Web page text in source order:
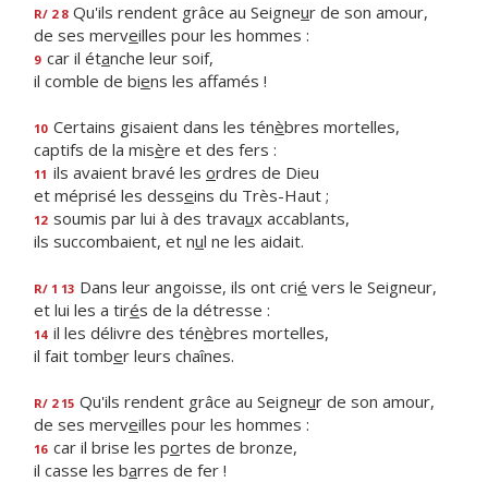
R/ 2 8 Qu'ils rendent grâce au Seigneur de son amour,
de ses merveilles pour les hommes :
9 car il étanche leur soif,
il comble de biens les affamés !
10 Certains gisaient dans les ténèbres mortelles,
captifs de la misère et des fers :
11 ils avaient bravé les ordres de Dieu
et méprisé les desseins du Très-Haut ;
12 soumis par lui à des travaux accablants,
ils succombaient, et nul ne les aidait.
R/ 1 13 Dans leur angoisse, ils ont crié vers le Seigneur,
et lui les a tirés de la détresse :
14 il les délivre des ténèbres mortelles,
il fait tomber leurs chaînes.
R/ 2 15 Qu'ils rendent grâce au Seigneur de son amour,
de ses merveilles pour les hommes :
16 car il brise les portes de bronze,
il casse les barres de fer !